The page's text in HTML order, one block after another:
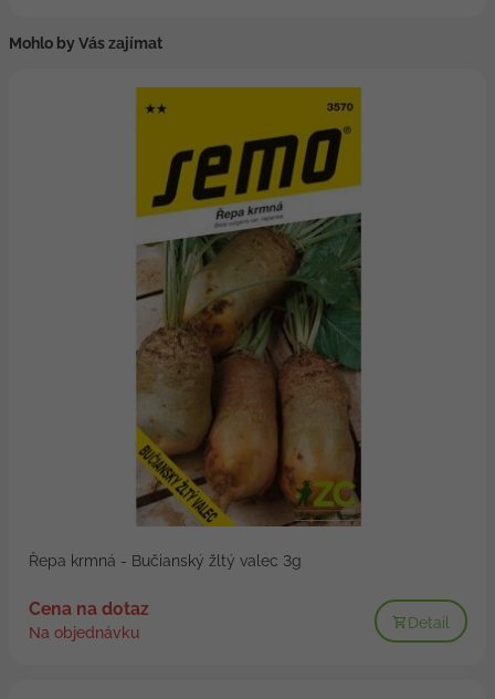
Mohlo by Vás zajímat
Řepa krmná - Bučianský žltý valec 3g
Cena na dotaz
Na objednávku
Detail